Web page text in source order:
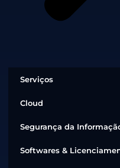
Serviços
Cloud
Segurança da
Softwares &